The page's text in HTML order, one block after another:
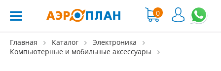
0
Главная Каталог
Электроника
Компьютерные и мобильные аксессуары